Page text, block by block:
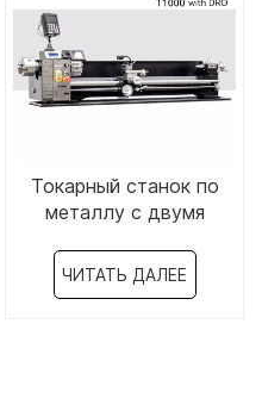
Токарный станок по
металлу с двумя
головками 8 x 44
дюйма - T1000
ЧИТАТЬ ДАЛЕЕ